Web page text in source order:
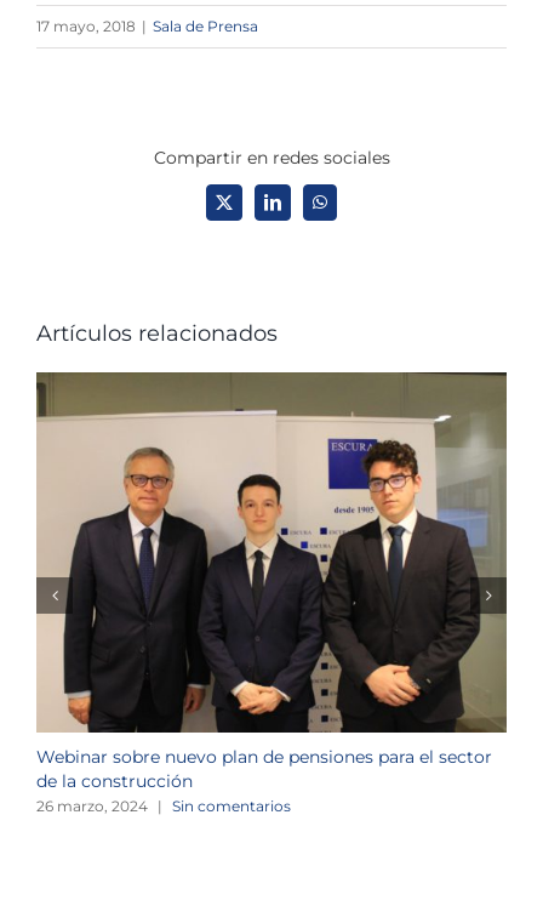
17 mayo, 2018 | Sala de Prensa
Compartir en redes sociales
X LinkedInWhatsApp
Artículos relacionados
Webinar sobre nuevo plan de pensiones para el sector
de la construcción
26 marzo, 2024 | Sin comentarios